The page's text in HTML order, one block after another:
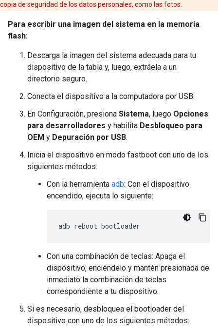
copia de seguridad de los datos personales, como las fotos.
Para escribir una imagen del sistema en la memoria
flash:
Descarga la imagen del sistema adecuada para tu
dispositivo de la tabla y, luego, extráela a un
directorio seguro.
Conecta el dispositivo a la computadora por USB.
En Configuración, presiona Sistema, luego Opciones
para desarrolladores y habilita Desbloqueo para
OEM y Depuración por USB.
Inicia el dispositivo en modo fastboot con uno de los
siguientes métodos:
Con la herramienta adb: Con el dispositivo
encendido, ejecuta lo siguiente:
adb reboot bootloader
Con una combinación de teclas: Apaga el
dispositivo, enciéndelo y mantén presionada de
inmediato la combinación de teclas
correspondiente a tu dispositivo.
Si es necesario, desbloquea el bootloader del
dispositivo con uno de los siguientes métodos: